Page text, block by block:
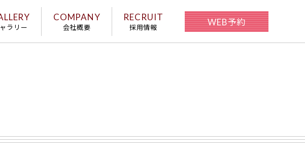
ラリー
COMPANY
会社概要
RECRUIT
採用情報 WEB予約